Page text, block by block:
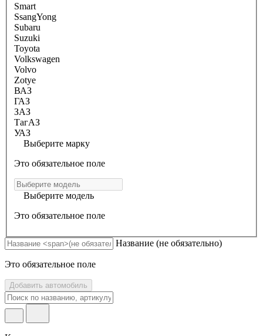
Smart
SsangYong
Subaru
Suzuki
Toyota
Volkswagen
Volvo
Zotye
ВАЗ
ГАЗ
ЗАЗ
ТагАЗ
УАЗ
Выберите марку
Это обязательное поле
Выберите модель
Это обязательное поле
Название (не обязательно)
Это обязательное поле
Добавить автомобиль